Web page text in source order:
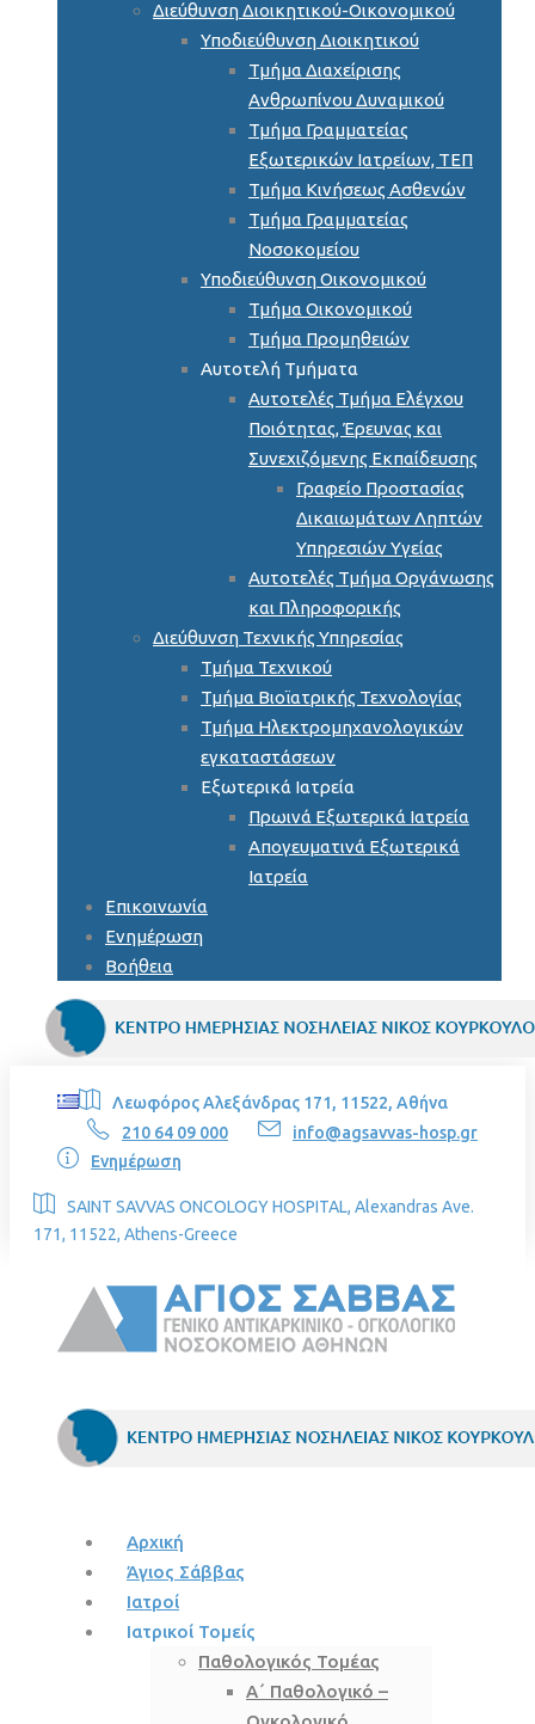
Διεύθυνση Διοικητικού-Οικονομικού
Υποδιεύθυνση Διοικητικού
Τμήμα Διαχείρισης
Ανθρωπίνου Δυναμικού
Τμήμα Γραμματείας
Εξωτερικών Ιατρείων, ΤΕΠ
Τμήμα Κινήσεως Ασθενών
Τμήμα Γραμματείας
Νοσοκομείου
Υποδιεύθυνση Οικονομικού
Τμήμα Οικονομικού
Τμήμα Προμηθειών
Αυτοτελή Τμήματα
Αυτοτελές Τμήμα Ελέγχου
Ποιότητας, Έρευνας και
Συνεχιζόμενης Εκπαίδευσης
Γραφείο Προστασίας
Δικαιωμάτων Ληπτών
Υπηρεσιών Υγείας
Αυτοτελές Τμήμα Οργάνωσης
και Πληροφορικής
Διεύθυνση Τεχνικής Υπηρεσίας
Τμήμα Τεχνικού
Τμήμα Βιοϊατρικής Τεχνολογίας
Τμήμα Ηλεκτρομηχανολογικών
εγκαταστάσεων
Εξωτερικά Ιατρεία
Πρωινά Εξωτερικά Ιατρεία
Απογευματινά Εξωτερικά
Ιατρεία
Επικοινωνία
Ενημέρωση
Βοήθεια
Λεωφόρος Αλεξάνδρας 171, 11522, Αθήνα
210 64 09 000
info@agsavvas-hosp.gr
Ενημέρωση
SAINT SAVVAS ONCOLOGY HOSPITAL, Alexandras Ave.
171, 11522, Athens-Greece
Αρχική
Άγιος Σάββας
Ιατροί
Ιατρικοί Τομείς
Παθολογικός Τομέας
Α΄ Παθολογικό –